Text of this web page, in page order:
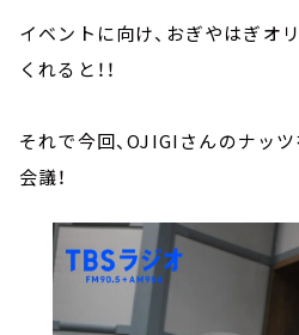
イベントに向け、おぎやはぎオ
くれると！！
それで今回、OJIGIさんのナッ
会議！